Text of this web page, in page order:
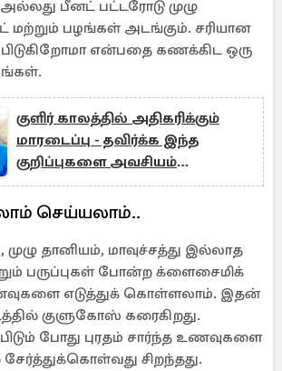
பீனட் பட்டரோடு முழு
மற்றும் பழங்கள் அடங்கும். சரியான
என்பதை கணக்கிட ஒரு
குளிர் காலத்தில் அதிகரிக்கும்
மாரடைப்பு - தவிர்க்க இந்த
குறிப்புகளை அவசியம்
தெரிஞ்சுக்கோங்க!
செய்யலாம்..
தானியம், மாவுச்சத்து இல்லாத
பருப்புகள் போன்ற க்ளைசைமிக்
எடுத்துக் கொள்ளலாம். இதன்
குளுகோஸ் கரைகிறது.
போது புரதம் சார்ந்த உணவுகளை
சிறந்தது.